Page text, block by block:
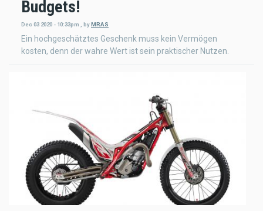
Budgets!
Dec 03 2020 - 10:33pm byMRAS
Ein hochgeschätztes Geschenk muss kein Vermögen
kosten, denn der wahre Wert ist sein praktischer Nutzen.